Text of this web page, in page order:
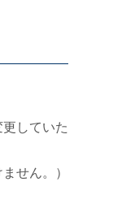
していた
せん。）